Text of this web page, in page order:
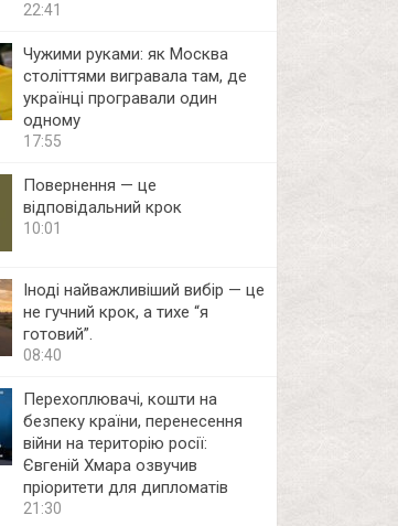
22:41
Чужими руками: як Москва
століттями вигравала там, де
українці програвали один
одному
17:55
Повернення — це
відповідальний крок
10:01
Іноді найважливіший вибір — це
не гучний крок, а тихе “я
готовий”.
08:40
Перехоплювачі, кошти на
безпеку країни, перенесення
війни на територію росії:
Євгеній Хмара озвучив
пріоритети для дипломатів
21:30